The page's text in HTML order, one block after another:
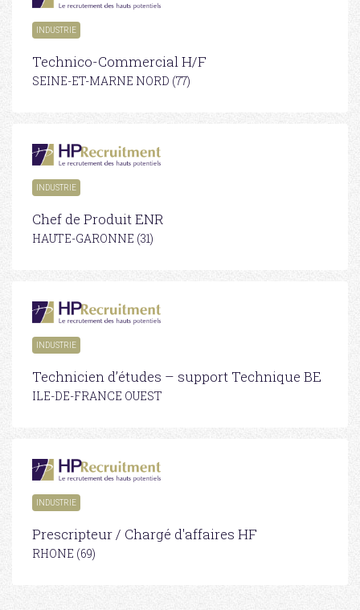
INDUSTRIE
Technico-Commercial H/F
SEINE-ET-MARNE NORD (77)
INDUSTRIE
Chef de Produit ENR
HAUTE-GARONNE (31)
INDUSTRIE
Technicien d’études – support Technique BE
ILE-DE-FRANCE OUEST
INDUSTRIE
Prescripteur / Chargé d'affaires HF
RHONE (69)